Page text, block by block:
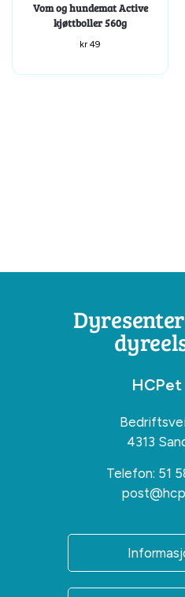
Vom og hundemat Active
kjøttboller 560g
kr 49
HCPet
4313
Telefon: 51